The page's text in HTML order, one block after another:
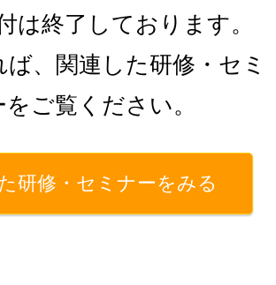
は終了しております。
、関連した研修・セミ
をご覧ください。
研修・セミナーをみる